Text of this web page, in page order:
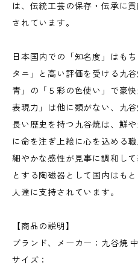
は、伝統工芸の保存・伝承に
されています。
日本国内での「知名度」はも
タニ」と高い評価を受ける九
青」の「５彩の色使い」で豪
表現力」は他に類がない、九谷
長い歴史を持つ九谷焼は、鮮
に命を注ぎ上絵に心を込める
細やかな感性が見事に調和し
とする陶磁器として国内はも
人達に支持されています。
【商品の説明】
ブランド、メーカー：九谷焼
サイズ：